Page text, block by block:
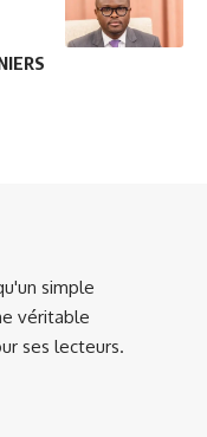
simple
véritable
ses lecteurs.